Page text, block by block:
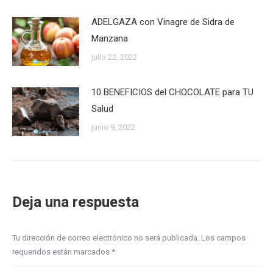
ADELGAZA con Vinagre de Sidra de
Manzana
julio 22, 2022
10 BENEFICIOS del CHOCOLATE para TU
Salud
junio 9, 2022
Deja una respuesta
Tu dirección de correo electrónico no será publicada. Los campos
requeridos están marcados *